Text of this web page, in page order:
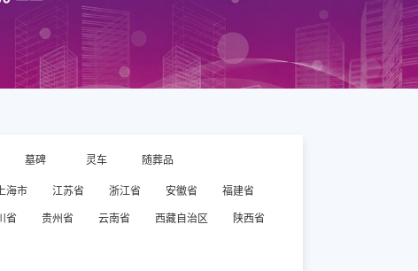
墓碑 灵车 随葬品
上海市 江苏省 浙江省 安徽省 福建省
省 贵州省 云南省 西藏自治区 陕西省